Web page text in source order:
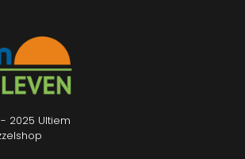
2025 Ultiem